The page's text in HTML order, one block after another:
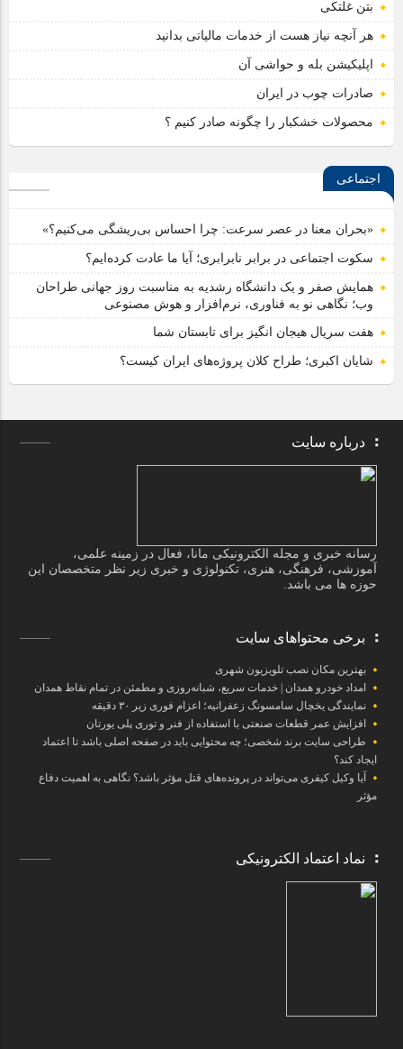
بتن غلتکی
هر آنچه نیاز هست از خدمات مالیاتی بدانید
اپلیکیشن بله و حواشی آن
صادرات چوب در ایران
محصولات خشکبار را چگونه صادر کنیم ؟
اجتماعی
«بحران معنا در عصر سرعت: چرا احساس بی‌ریشگی می‌کنیم؟»
سکوت اجتماعی در برابر نابرابری؛ آیا ما عادت کرده‌ایم؟
همایش صفر و یک دانشگاه رشدیه به مناسبت روز جهانی طراحان
وب؛ نگاهی نو به فناوری، نرم‌افزار و هوش مصنوعی
هفت سریال هیجان انگیز برای تابستان شما
شایان اکبری؛ طراح کلان پروژه‌های ایران کیست؟
درباره سایت
رسانه خبری و مجله الکترونیکی مانا، فعال در زمینه علمی،
آموزشی، فرهنگی، هنری، تکنولوژی و خبری زیر نظر متخصصان این
حوزه ها می باشد.
برخی محتواهای سایت
بهترین مکان نصب تلویزیون شهری
امداد خودرو همدان | خدمات سریع، شبانه‌روزی و مطمئن در تمام نقاط همدان
نمایندگی یخچال سامسونگ زعفرانیه؛ اعزام فوری زیر ۳۰ دقیقه
افزایش عمر قطعات صنعتی با استفاده از فنر و توری پلی یورتان
طراحی سایت برند شخصی؛ چه محتوایی باید در صفحه اصلی باشد تا اعتماد
ایجاد کند؟
آیا وکیل کیفری می‌تواند در پرونده‌های قتل مؤثر باشد؟ نگاهی به اهمیت دفاع
مؤثر
نماد اعتماد الکترونیکی